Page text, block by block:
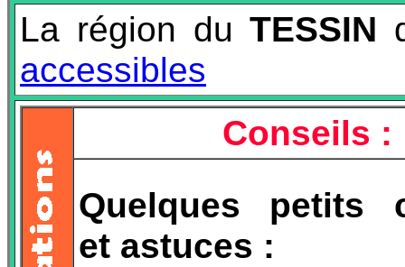
La région duTESSIN
accessibles
Conseils :
Quelques petits
et astuces :